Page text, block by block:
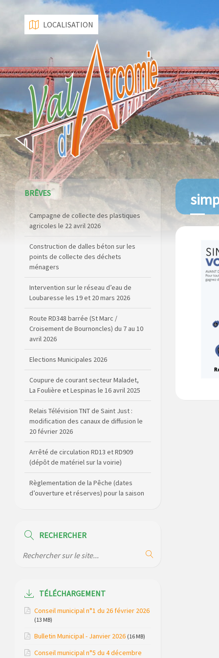
LOCALISATION
BRÊVES
Campagne de collecte des plastiques
agricoles le 22 avril 2026
Construction de dalles béton sur les
points de collecte des déchets
ménagers
Intervention sur le réseau d’eau de
Loubaresse les 19 et 20 mars 2026
Route RD348 barrée (St Marc /
Croisement de Bournoncles) du 7 au 10
avril 2026
Elections Municipales 2026
Coupure de courant secteur Maladet,
La Foulière et Lespinas le 16 avril 2025
Relais Télévision TNT de Saint Just :
modification des canaux de diffusion le
20 février 2026
Arrêté de circulation RD13 et RD909
(dépôt de matériel sur la voirie)
Règlementation de la Pêche (dates
d’ouverture et réserves) pour la saison
Communauté Janvier à Juin
Modification des horaires (et lieux) pour
les permanences de la gendarmerie
Maison des services de Ruynes en
RECHERCHER
TÉLÉCHARGEMENT
Conseil municipal n°1 du 26 février 2026
(13 MB)
Bulletin Municipal - Janvier 2026 (16 MB)
Conseil municipal n°5 du 4 décembre